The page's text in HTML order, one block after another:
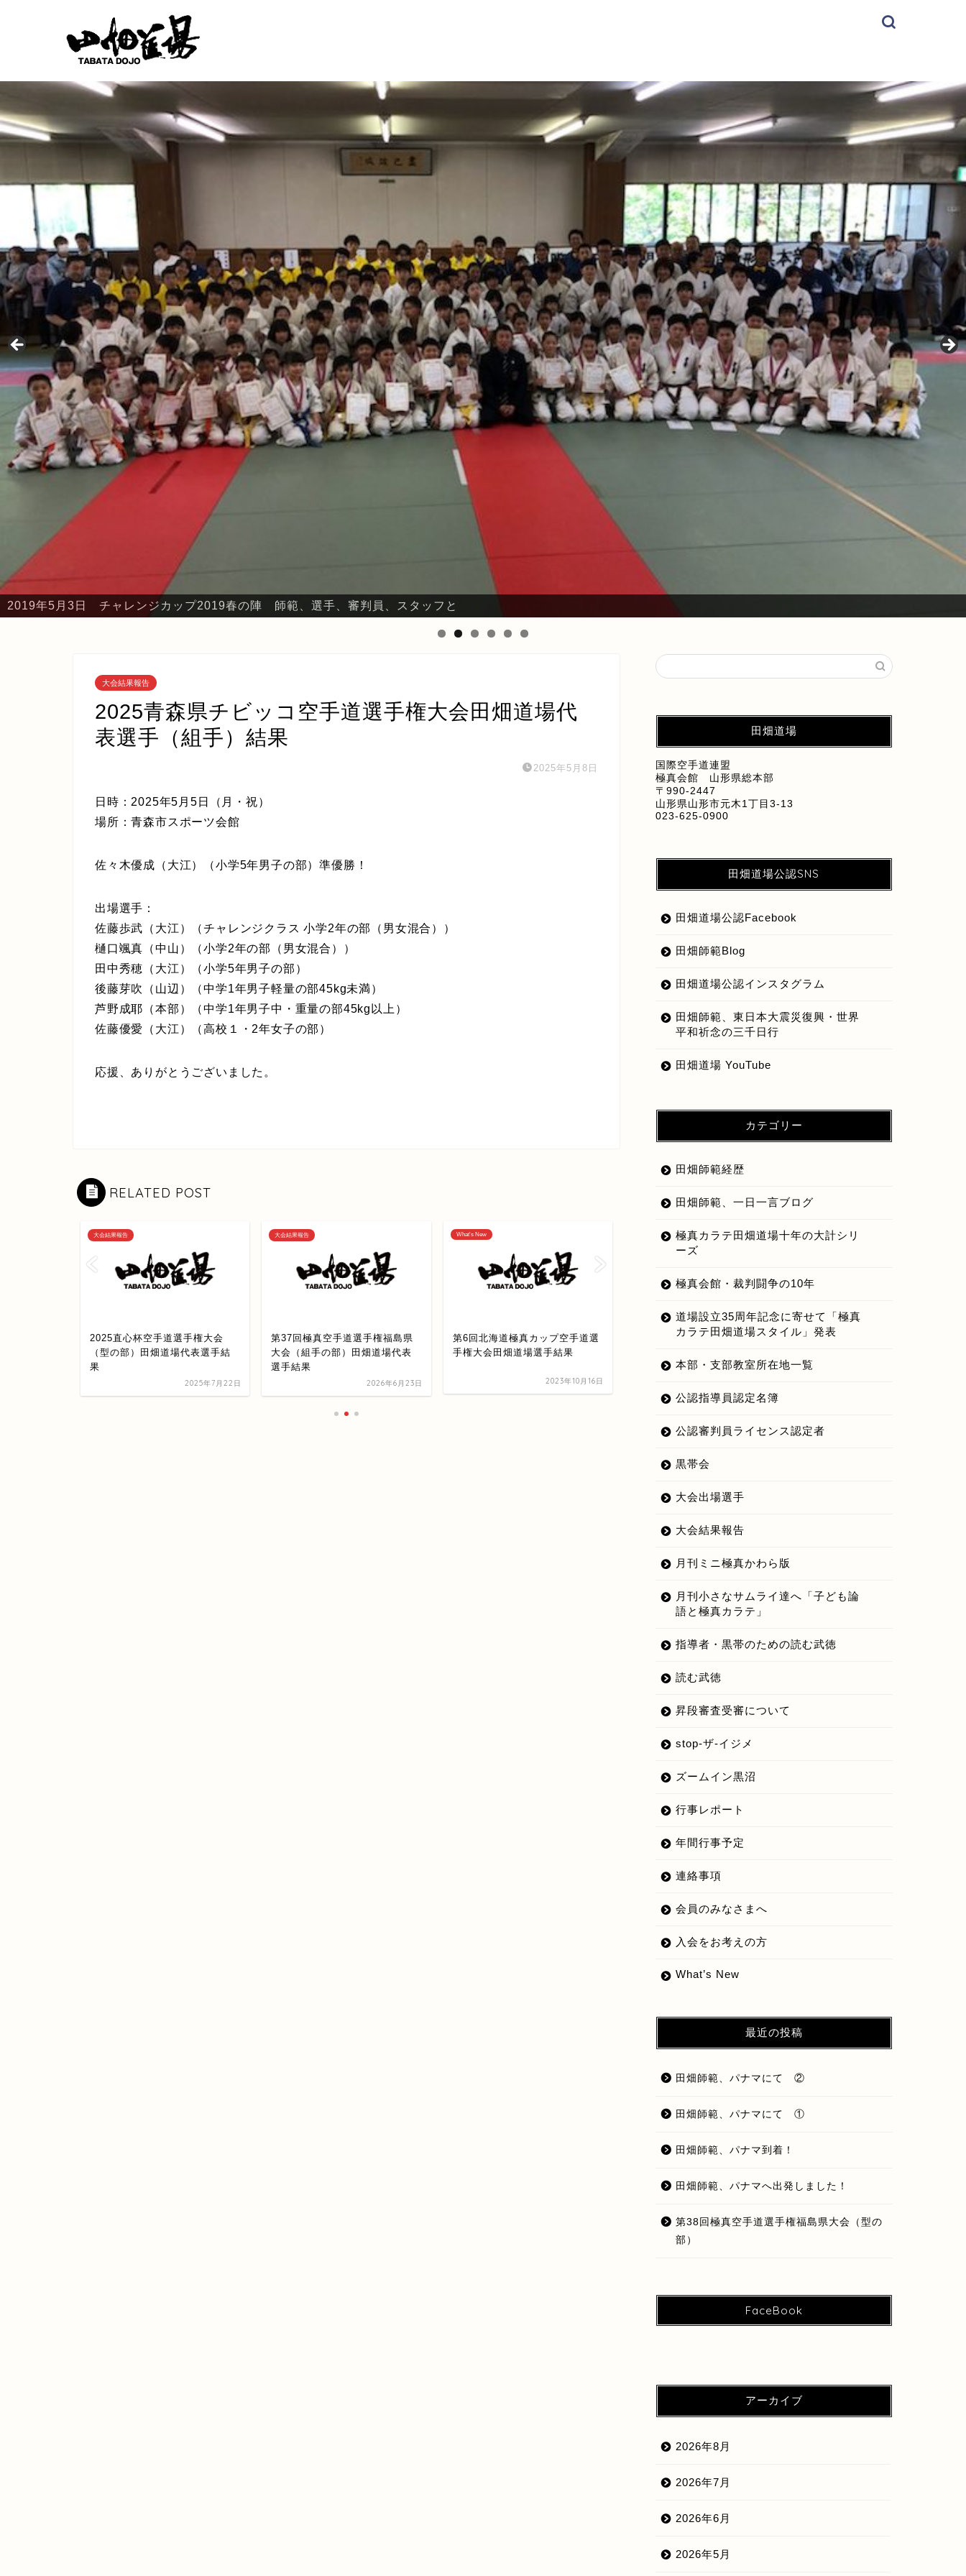
2019年5月3日 チャレンジカップ2019春の陣 師範、選手、審判員、スタッフと
2019年5月3日 チャレンジカップ2019春の陣 本部・鈴川
大会結果報告
2025青森県チビッコ空手道選手権大会田畑道場代
表選手（組手）結果
2025年5月8日
日時：2025年5月5日（月・祝）
場所：青森市スポーツ会館
佐々木優成（大江）（小学5年男子の部）準優勝！
出場選手：
佐藤歩武（大江）（チャレンジクラス 小学2年の部（男女混合））
樋口颯真（中山）（小学2年の部（男女混合））
田中秀穂（大江）（小学5年男子の部）
後藤芽吹（山辺）（中学1年男子軽量の部45kg未満）
芦野成耶（本部）（中学1年男子中・重量の部45kg以上）
佐藤優愛（大江）（高校１・2年女子の部）
応援、ありがとうございました。
RELATED POST
大会結果報告
2025直心杯空手道選手権大会
（型の部）田畑道場代表選手結
果
2025年7月22日
大会結果報告
第37回極真空手道選手権福島県
大会（組手の部）田畑道場代表
選手結果
2026年6月23日
What's New
第6回北海道極真カップ空手道選
手権大会田畑道場選手結果
2023年10月16日
大会結果報告
2025直心杯空手道選手権大会
大会結果報告
第37回極真空手道選手権福島県
田畑道場
国際空手道連盟
極真会館 山形県総本部
〒990-2447
山形県山形市元木1丁目3-13
023-625-0900
田畑道場公認SNS
田畑道場公認Facebook
田畑師範Blog
田畑道場公認インスタグラム
田畑師範、東日本大震災復興・世界
平和祈念の三千日行
田畑道場 YouTube
カテゴリー
田畑師範経歴
田畑師範、一日一言ブログ
極真カラテ田畑道場十年の大計シリ
ーズ
極真会館・裁判闘争の10年
道場設立35周年記念に寄せて「極真
カラテ田畑道場スタイル」発表
本部・支部教室所在地一覧
公認指導員認定名簿
公認審判員ライセンス認定者
黒帯会
大会出場選手
大会結果報告
月刊ミニ極真かわら版
月刊小さなサムライ達へ「子ども論
語と極真カラテ」
指導者・黒帯のための読む武徳
読む武徳
昇段審査受審について
stop-ザ-イジメ
ズームイン黒沼
行事レポート
年間行事予定
連絡事項
会員のみなさまへ
入会をお考えの方
What’s New
最近の投稿
田畑師範、パナマにて ②
田畑師範、パナマにて ①
田畑師範、パナマ到着！
田畑師範、パナマへ出発しました！
第38回極真空手道選手権福島県大会（型の
部）
FaceBook
アーカイブ
2026年8月
2026年7月
2026年6月
2026年5月